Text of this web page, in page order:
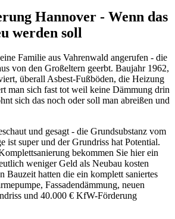
Hannover - Wenn das
werden soll
Familie aus Vahrenwald angerufen - die
von den Großeltern geerbt. Baujahr 1962,
überall Asbest-Fußböden, die Heizung
man sich fast tot weil keine Dämmung drin
sich das noch oder soll man abreißen und
und gesagt - die Grundsubstanz vom
ist super und der Grundriss hat Potential.
bekommen Sie hier ein
weniger Geld als Neubau kosten
Bauzeit hatten die ein komplett saniertes
Fassadendämmung, neuen
und 40.000 € KfW-Förderung